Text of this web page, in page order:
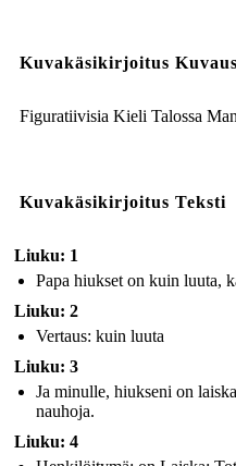
Kuvakäsikirjoitus Kuvaus
Figuratiivisia Kieli Talossa
Kuvakäsikirjoitus Teksti
Liuku: 1
Papa hiukset on kuin luuta,
Liuku: 2
Vertaus: kuin luuta
Liuku: 3
Ja minulle, hiukseni on
nauhoja.
Liuku: 4